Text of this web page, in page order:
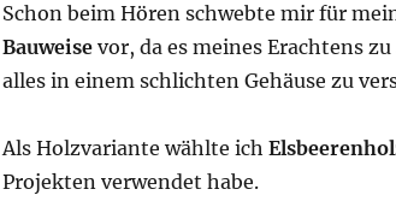
Schon beim Hören schwebte mir für
Bauweisevor, da es meines Erachtens
alles in einem schlichten Gehäuse zu
Als Holzvariante wählte ich
Projekten verwendet habe.